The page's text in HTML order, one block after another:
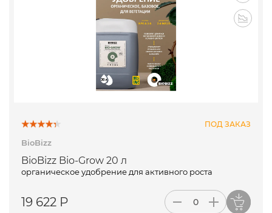
ПОД ЗАКАЗ
BioBizz
BioBizz Bio-Grow 20 л
органическое удобрение для активного роста
19 622 Р